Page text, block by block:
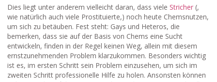
Dies liegt unter anderem vielleicht daran, dass viele Stricher (,
wie natürlich auch viele Prostituierte,) noch heute Chemsnutzen,
um sich zu betäuben. Fest steht: Gays und Heteros, die
bemerken, dass sie auf der Basis von Chems eine Sucht
entwickeln, finden in der Regel keinen Weg, allein mit diesem
ernstzunehmenden Problem klarzukommen. Besonders wichtig
ist es, im ersten Schritt sein Problem einzusehen, um sich im
zweiten Schritt professionelle Hilfe zu holen. Ansonsten können